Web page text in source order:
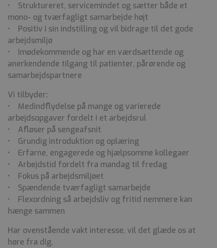
• Struktureret, servicemindet og sætter både et
mono- og tværfagligt samarbejde højt
• Positiv i sin indstilling og vil bidrage til det gode
arbejdsmiljø
• Imødekommende og har en værdsættende og
anerkendende tilgang til patienter, pårørende og
samarbejdspartnere
Vi tilbyder:
• Medindflydelse på mange og varierede
arbejdsopgaver fordelt i et arbejdsrul
• Afløser på sengeafsnit
• Grundig introduktion og oplæring
• Erfarne, engagerede og hjælpsomme kollegaer
• Arbejdstid fordelt fra mandag til fredag
• Fokus på arbejdsmiljøet
• Spændende tværfagligt samarbejde
• Flexordning så arbejdsliv og fritid nemmere kan
hænge sammen
Har ovenstående vakt interesse, vil det glæde os at
høre fra dig.